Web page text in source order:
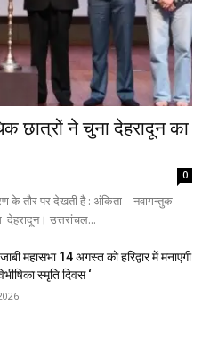
छात्रों ने चुना देहरादून का
0
के तौर पर देखती है : अंकिता - नवागन्तुक
देहरादून। उत्तरांचल...
महासभा 14 अगस्त को हरिद्वार में मनाएगी
स्मृति दिवस ‘